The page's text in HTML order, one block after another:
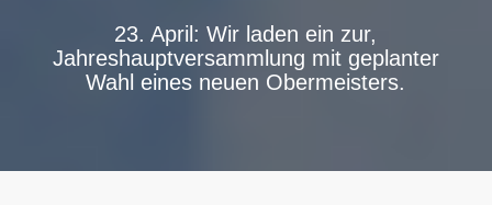
23. April: Wir laden ein zur,
Jahreshauptversammlung mit geplanter
Wahl eines neuen Obermeisters.